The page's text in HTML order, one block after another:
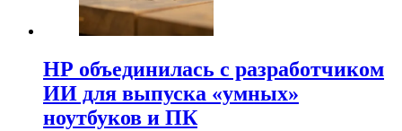
HP объединилась с разработчиком
ИИ для выпуска «умных»
ноутбуков и ПК